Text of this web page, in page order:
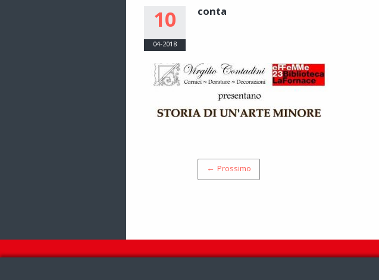
10
04-2018
conta
← Prossimo